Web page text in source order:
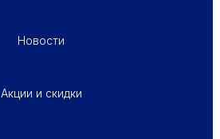
Новости
Акции и скидки